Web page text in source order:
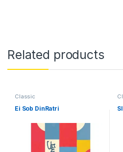
Related products
Classic
Ei Sob DinRatri